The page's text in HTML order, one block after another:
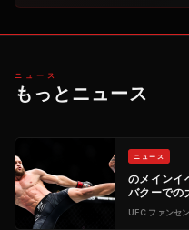
ニュース
もっとニュース
ニュース
のメインイ
バクーでの
UFCファンセ